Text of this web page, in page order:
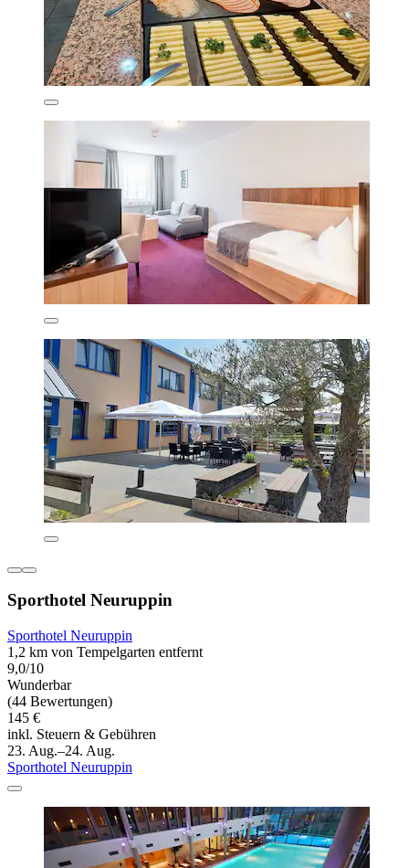
Sporthotel Neuruppin
Sporthotel Neuruppin
1,2 km von Tempelgarten entfernt
9,0/10
Wunderbar
(44 Bewertungen)
145 €
inkl. Steuern & Gebühren
23. Aug.–24. Aug.
Sporthotel Neuruppin